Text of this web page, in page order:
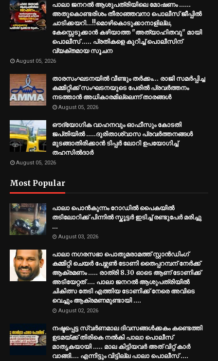
പാലാ ജനറൽ ആശുപത്രിയിലെ മോഷണം ......
അതുകൊണ്ടരിശം തീരാഞ്ഞവനാ പൊലീസ് ജീപ്പില്‍
ചാടിക്കയറി...!!മൊഴികൊടുക്കാനാളില്ല,
കേസ്സെടുക്കാൻ കഴിയാത്ത "അത്യാഹിതവു" മായി
പൊലീസ് ..... പ്രതികളെ കുറിച്ച് പൊലീസിന്
വ്യക്തമായ സൂചന
August 05, 2026
താരസംഘടനയിൽ വീണ്ടും തർക്കം… രാജി സമര്‍പ്പിച്ച
കമ്മിറ്റിക്ക് സംഘടനയുടെ പേരില്‍ പ്രവര്‍ത്തനം
നടത്താന്‍ അധികാരമില്ലെന്ന് താരങ്ങൾ
August 05, 2026
ഔദ്യോഗിക വാഹനവും ഓഫീസും കോടതി
ജപ്‌തിയിൽ .....ദുരിതാശ്വാസ പ്രവർത്തനങ്ങൾ
മുടങ്ങാതിരിക്കാൻ ടിപ്പർ ലോറി ഉപയോഗിച്ച്
തഹസിൽദാർ
August 05, 2026
Most Popular
പാലാ പൊൻകുന്നം റോഡിൽ പൈകയിൽ
തടിലോറിക്ക് പിന്നിൽ സ്കൂട്ടർ ഇടിച്ച് രണ്ടുപേർ മരിച്ചു
...
August 03, 2026
പാലാ നഗരസഭാ പൊതുമരാമത്ത് സ്റ്റാൻഡിംഗ്
കമ്മിറ്റി ചെയർ പേഴ്സൺ ടോണി തൈപ്പറമ്പന് നേർക്ക്
ആക്രമണം ..... രാത്രി 8.30 ഓടെ ആണ് ടോണിക്ക്
അടിയേറ്റത് .... പാലാ ജനറൽ ആശുപത്രിയിൽ
ചികിത്സ തേടി എത്തിയ ടോണിക്ക് നേരെ അവിടെ
വെച്ചും ആക്രമണമുണ്ടായി ....
August 02, 2026
നഷ്ടപ്പെട്ട സ്വർണമാല ദിവസങ്ങൾക്കകം കണ്ടെത്തി
ഉടമയ്ക്ക് തിരികെ നൽകി പാലാ പൊലീസ്
മാതൃകയായി ..... മാല കിട്ടിയവർ അത് വിറ്റ് കാർ
വാങ്ങി.... എന്നിട്ടും വിട്ടില്ല പാലാ പൊലീസ് ....